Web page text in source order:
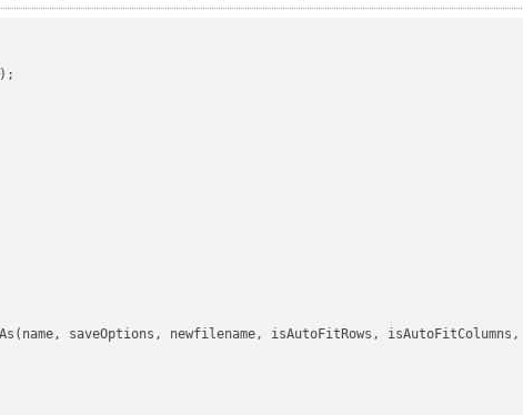
saveOptions, newfilename, isAutoFitRows,